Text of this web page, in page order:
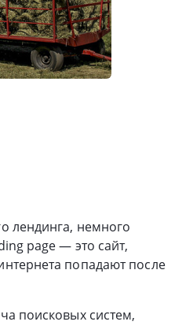
лендинга, немного
page — это сайт,
попадают после
поисковых систем,